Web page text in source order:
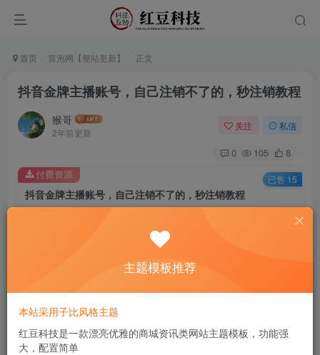
首页 冒泡网【整站更新】 正文
抖音金牌主播账号，自己注销不了的，秒注销教程
猴哥
2年前更新
关注 私信
0 105 8
抖音金牌主播账号，自己注销不了的，秒注销教程
此内容为付费资源，请付费后查看
9.9
免费
付费资源 已售 15
主题模板推荐
本站采用子比风格主题
红豆科技是一款漂亮优雅的商城资讯类网站主题模板，功能强
大，配置简单